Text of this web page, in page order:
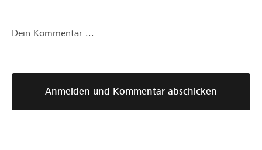
d-
realitat-
p10286.html
Dein Kommentar ...
Anmelden und Kommentar abschicken